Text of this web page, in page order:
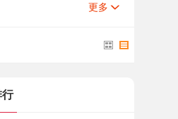
更多
行